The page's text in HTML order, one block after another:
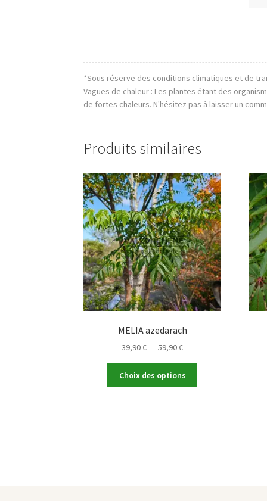
*Sous réserve des conditions climatiques et de
Vagues de chaleur : Les plantes étant des
de fortes chaleurs. N'hésitez pas à laisser un
Produits similaires
MELIA azedarach
39,90€ – 59,90€Plage
prix :
39,90 €
Choix des options